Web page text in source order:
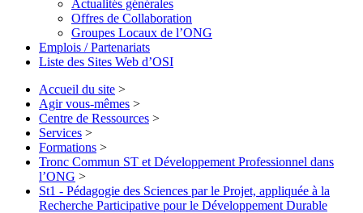
Actualités générales
Offres de Collaboration
Groupes Locaux de l’ONG
Emplois / Partenariats
Liste des Sites Web d’OSI
Accueil du site >
Agir vous-mêmes >
Centre de Ressources >
Services >
Formations >
Tronc Commun ST et Développement Professionnel dans
l’ONG >
St1 - Pédagogie des Sciences par le Projet, appliquée à la
Recherche Participative pour le Développement Durable